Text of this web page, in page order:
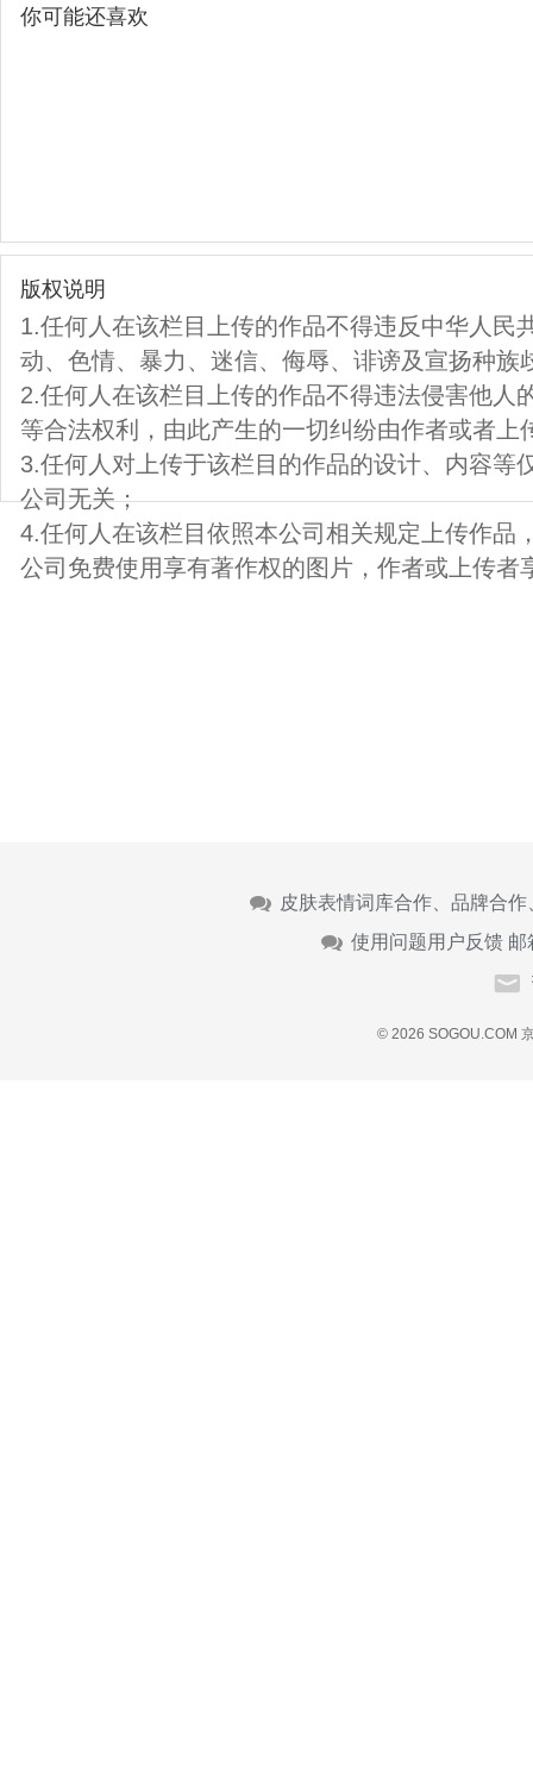
你可能还喜欢
版权说明
1.任何人在该栏目上传的作品不得违反中华人民
动、色情、暴力、迷信、侮辱、诽谤及宣扬种族
2.任何人在该栏目上传的作品不得违法侵害他人
等合法权利，由此产生的一切纠纷由作者或者上
3.任何人对上传于该栏目的作品的设计、内容等
公司无关；
4.任何人在该栏目依照本公司相关规定上传作品
公司免费使用享有著作权的图片，作者或上传者
皮肤表情词库合作、品牌合
使用问题用户反馈 邮
© 2026 SOGOU.COM